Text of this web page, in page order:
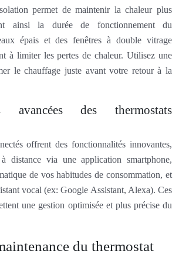
permet de maintenir la chaleur plus
ainsi la durée de fonctionnement du
épais et des fenêtres à double vitrage
à limiter les pertes de chaleur. Utilisez une
le chauffage juste avant votre retour à la
avancées des thermostats
offrent des fonctionnalités innovantes,
distance via une application smartphone,
de vos habitudes de consommation, et
vocal (ex: Google Assistant, Alexa). Ces
une gestion optimisée et plus précise du
du thermostat